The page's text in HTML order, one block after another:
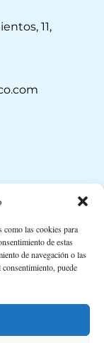
como las cookies para
de estas
de navegación o las
puede
11,